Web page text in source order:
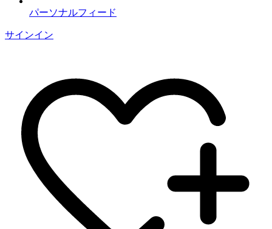
パーソナルフィード
サインイン